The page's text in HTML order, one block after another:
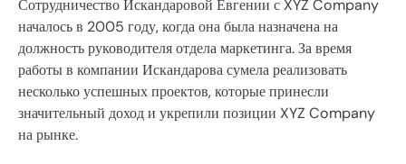
Сотрудничество Искандаровой Евгении с XYZ Company
началось в 2005 году, когда она была назначена на
должность руководителя отдела маркетинга. За время
работы в компании Искандарова сумела реализовать
несколько успешных проектов, которые принесли
значительный доход и укрепили позиции XYZ Company
на рынке.